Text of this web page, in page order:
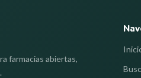
farmacias abiertas,